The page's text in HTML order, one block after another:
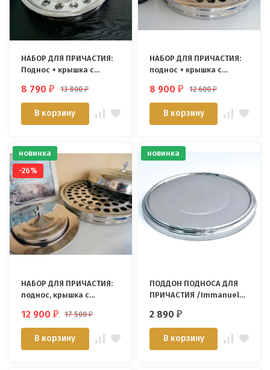
НАБОР ДЛЯ ПРИЧАСТИЯ:
Поднос + крышка с
стаканчиков/
8 790₽ 13 800₽
В корзину
НАБОР ДЛЯ ПРИЧАСТИЯ:
поднос + крышка с
8 900₽ 12 600₽
В корзину
новинка
-26%
НАБОР ДЛЯ ПРИЧАСТИЯ:
поднос, крышка с
хлеба /72 стаканчика/
12 900₽ 17 500₽
В корзину
новинка
ПОДДОН ПОДНОСА ДЛЯ
ПРИЧАСТИЯ /Immanuel
2 890₽
В корзину